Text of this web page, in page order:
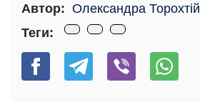
Автор: Олександра Торохтій
Теги: